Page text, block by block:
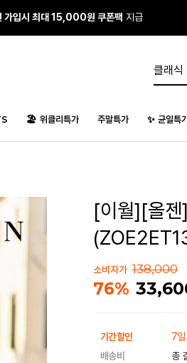
가입시 최대 15,000원 쿠폰팩 지급
🏖️ 위클리특가 주말특가 ✨ 균일특
[이월][올젠
소비자가 138,000
76%
기간할인
7
배송비
총